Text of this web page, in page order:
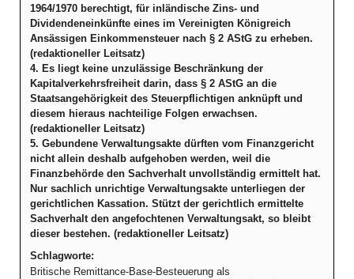
1964/1970 berechtigt, für inländische Zins- und
Dividendeneinkünfte eines im Vereinigten Königreich
Ansässigen Einkommensteuer nach § 2 AStG zu erheben.
(redaktioneller Leitsatz)
4. Es liegt keine unzulässige Beschränkung der
Kapitalverkehrsfreiheit darin, dass § 2 AStG an die
Staatsangehörigkeit des Steuerpflichtigen anknüpft und
diesem hieraus nachteilige Folgen erwachsen.
(redaktioneller Leitsatz)
5. Gebundene Verwaltungsakte dürften vom Finanzgericht
nicht allein deshalb aufgehoben werden, weil die
Finanzbehörde den Sachverhalt unvollständig ermittelt hat.
Nur sachlich unrichtige Verwaltungsakte unterliegen der
gerichtlichen Kassation. Stützt der gerichtlich ermittelte
Sachverhalt den angefochtenen Verwaltungsakt, so bleibt
dieser bestehen. (redaktioneller Leitsatz)
Schlagworte:
Britische Remittance-Base-Besteuerung als